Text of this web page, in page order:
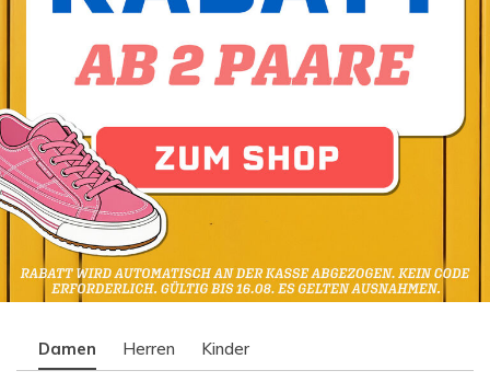
Damen Herren Kinder